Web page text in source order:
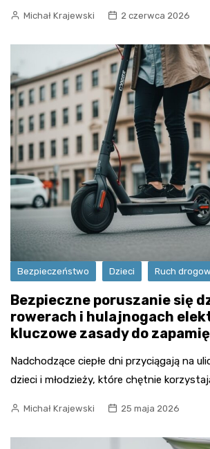
Michał Krajewski 2 czerwca 2026
Bezpieczeństwo Dzieci Ruch
Bezpieczne poruszanie się
rowerach i hulajnogach
kluczowe zasady do
Nadchodzące ciepłe dni przyciągają na
dzieci i młodzieży, które chętnie
Michał Krajewski 25 maja 2026